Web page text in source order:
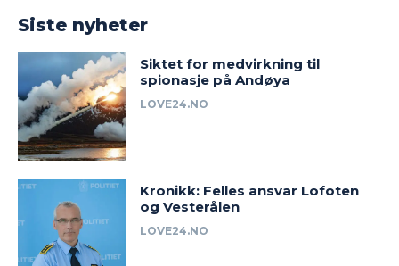
Siste nyheter
Siktet for medvirkning til
spionasje på Andøya
LOVE24.NO
Kronikk: Felles ansvar Lofoten
og Vesterålen
LOVE24.NO